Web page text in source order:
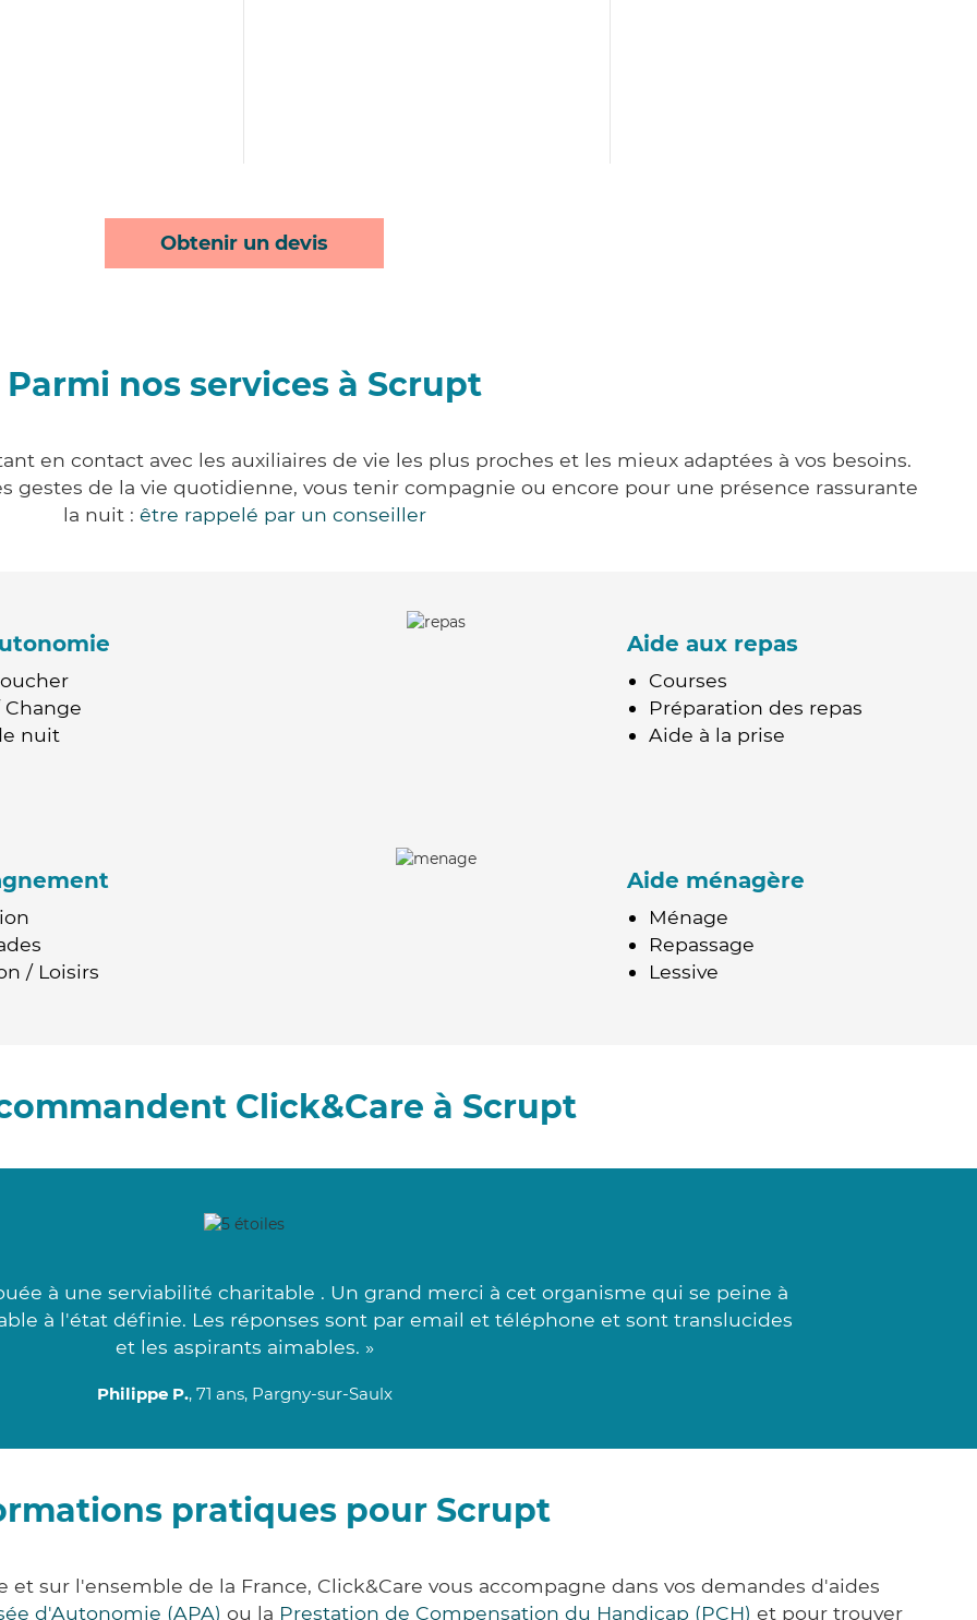
Obtenir un devis
Parmi nos services à Scrupt
en contact avec les auxiliaires de vie les plus proches et les mieux adaptées à vos besoins.
gestes de la vie quotidienne, vous tenir compagnie ou encore pour une présence rassurante
la nuit : être rappelé par un conseiller
nuit
Aide aux repas
Courses
Préparation des repas
Aide à la prise
/ Loisirs
Aide ménagère
Ménage
Repassage
Lessive
Click&Care à Scrupt
à une serviabilité charitable . Un grand merci à cet organisme qui se peine à
à l'état définie. Les réponses sont par email et téléphone et sont translucides
et les aspirants aimables. »
Philippe P., 71 ans, Pargny-sur-Saulx
pratiques pour Scrupt
sur l'ensemble de la France, Click&Care vous accompagne dans vos demandes d'aides
d'Autonomie (APA) ou la Prestation de Compensation du Handicap (PCH) et pour trouver